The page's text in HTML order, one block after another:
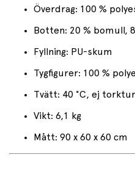
Överdrag: 100 %
Botten: 20 % bomull,
Fyllning: PU-skum
Tygfigurer: 100 %
Tvätt: 40 °C, ej
Vikt: 6,1 kg
Mått: 90 x 60 x 60 cm